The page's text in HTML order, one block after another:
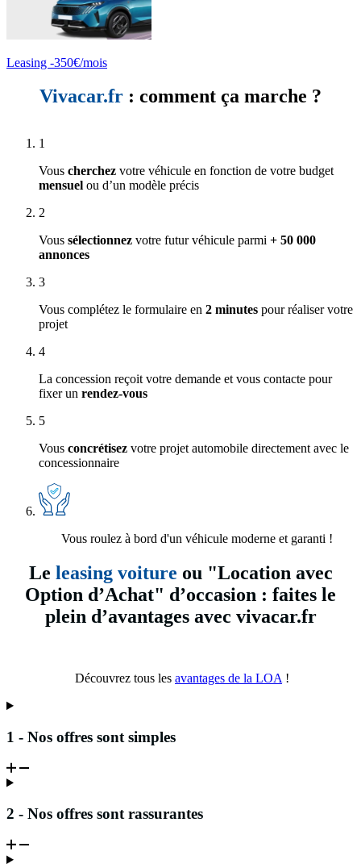
Leasing -350€/mois
Vivacar.fr : comment ça marche ?
1
Vous cherchez votre véhicule en fonction de votre budget
mensuel ou d’un modèle précis
2
Vous sélectionnez votre futur véhicule parmi + 50 000
annonces
3
Vous complétez le formulaire en 2 minutes pour réaliser votre
projet
4
La concession reçoit votre demande et vous contacte pour
fixer un rendez-vous
5
Vous concrétisez votre projet automobile directement avec le
concessionnaire
Vous roulez à bord d'un véhicule moderne et garanti !
Le leasing voiture ou "Location avec
Option d’Achat" d’occasion : faites le
plein d’avantages avec vivacar.fr
Découvrez tous les avantages de la LOA !
1 - Nos offres sont simples
2 - Nos offres sont rassurantes